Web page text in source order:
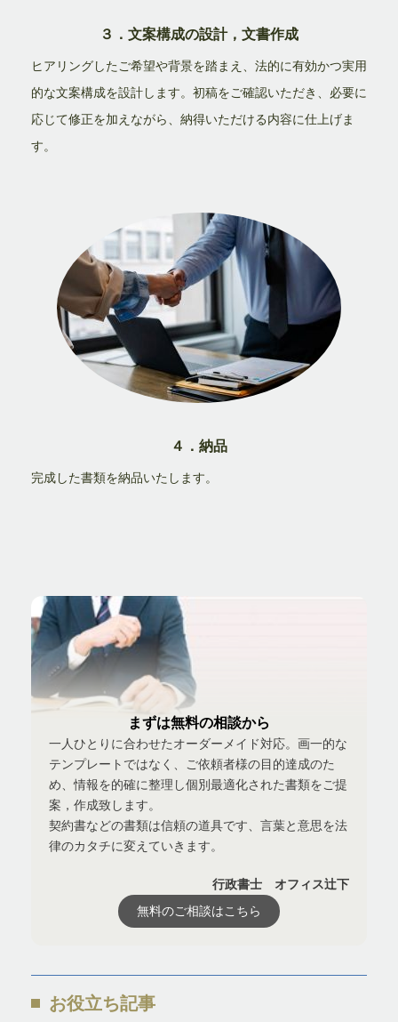
３．文案構成の設計，文書作成
ヒアリングしたご希望や背景を踏まえ、法的に有効かつ実用
的な文案構成を設計します。初稿をご確認いただき、必要に
応じて修正を加えながら、納得いただける内容に仕上げま
す。
４．納品
完成した書類を納品いたします。
まずは無料の相談から
一人ひとりに合わせたオーダーメイド対応。画一的な
テンプレートではなく、ご依頼者様の目的達成のた
め、情報を的確に整理し個別最適化された書類をご提
案，作成致します。
契約書などの書類は信頼の道具です、言葉と意思を法
律のカタチに変えていきます。
行政書士 オフィス辻下
無料のご相談はこちら
お役立ち記事